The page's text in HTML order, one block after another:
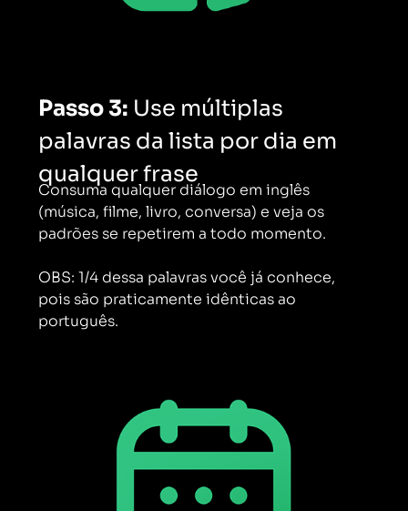
Passo 3: Use múltiplas
palavras da lista por dia em
qualquer frase
Consuma qualquer diálogo em inglês
(música, filme, livro, conversa) e veja os
padrões se repetirem a todo momento.
OBS: 1/4 dessa palavras você já conhece,
pois são praticamente idênticas ao
português.